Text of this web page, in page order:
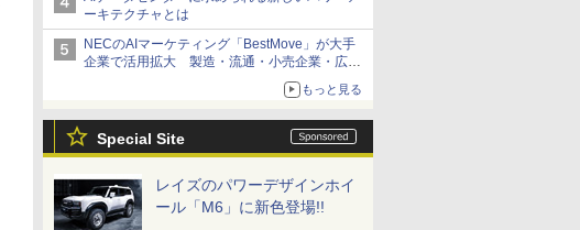
ーキテクチャとは
NECのAIマーケティング「BestMove」が大手
企業で活用拡大 製造・流通・小売企業・広告
もっと見る
Special Site
レイズのパワーデザインホイ
ール「M6」に新色登場!!